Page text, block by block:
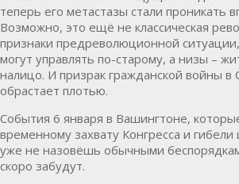
теперь его метастазы стали проникать
Возможно, это ещё не классическая
признаки предреволюционной
могут управлять по-старому, а низы –
налицо. И призрак гражданской войны
обрастает плотью.
События 6 января в Вашингтоне,
временному захвату Конгресса и
уже не назовёшь обычными
скоро забудут.